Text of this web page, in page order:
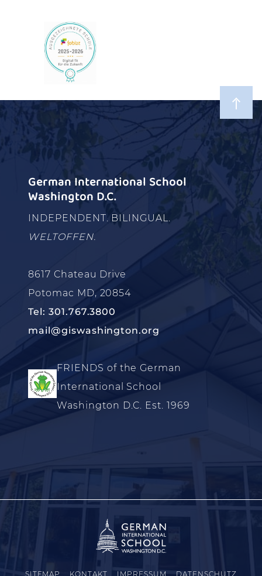
German International School
Washington D.C.
INDEPENDENT. BILINGUAL.
WELTOFFEN.
8617 Chateau Drive
Potomac MD, 20854
Tel: 301.767.3800
mail@giswashington.org
FRIENDS of the German
International School
Washington D.C. Est. 1969
SITEMAP KONTAKT IMPRESSUM DATENSCHUTZ